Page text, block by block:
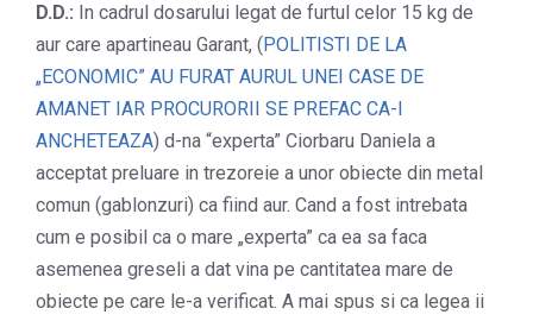
D.D.: In cadrul dosarului legat de furtul celor 15 kg de
aur care apartineau Garant, ( POLITISTI DE LA
„ECONOMIC” AU FURAT AURUL UNEI CASE DE
AMANET IAR PROCURORII SE PREFAC CA-I
ANCHETEAZA) d-na “experta” Ciorbaru Daniela a
acceptat preluare in trezoreie a unor obiecte din metal
comun (gablonzuri) ca fiind aur. Cand a fost intrebata
cum e posibil ca o mare „experta” ca ea sa faca
asemenea greseli a dat vina pe cantitatea mare de
obiecte pe care le-a verificat. A mai spus si ca legea ii